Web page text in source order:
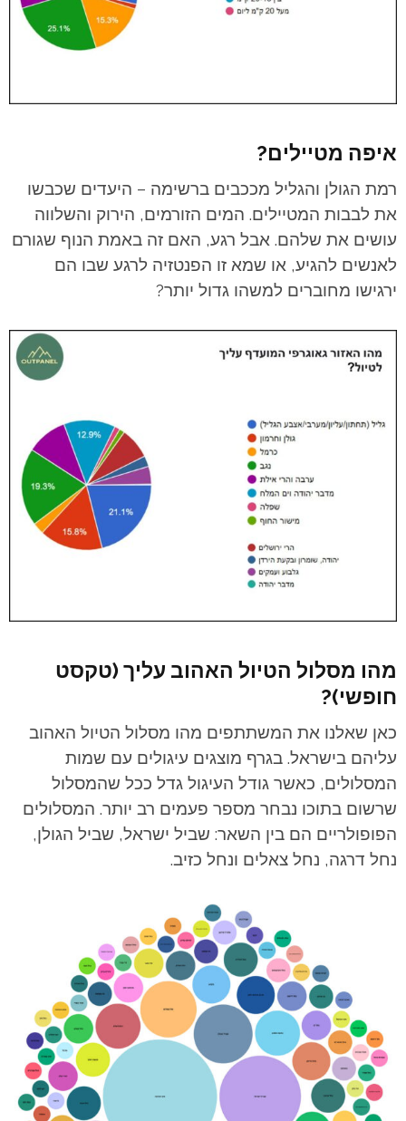
איפה מטיילים?
רמת הגולן והגליל מככבים ברשימה – היעדים שכבשו
את לבבות המטיילים. המים הזורמים, הירוק והשלווה
עושים את שלהם. אבל רגע, האם זה באמת הנוף שגורם
לאנשים להגיע, או שמא זו הפנטזיה לרגע שבו הם
ירגישו מחוברים למשהו גדול יותר?
מהו מסלול הטיול האהוב עליך (טקסט
חופשי)?
כאן שאלנו את המשתתפים מהו מסלול הטיול האהוב
עליהם בישראל. בגרף מוצגים עיגולים עם שמות
המסלולים, כאשר גודל העיגול גדל ככל שהמסלול
שרשום בתוכו נבחר מספר פעמים רב יותר. המסלולים
הפופולריים הם בין השאר: שביל ישראל, שביל הגולן,
נחל דרגה, נחל צאלים ונחל כזיב.